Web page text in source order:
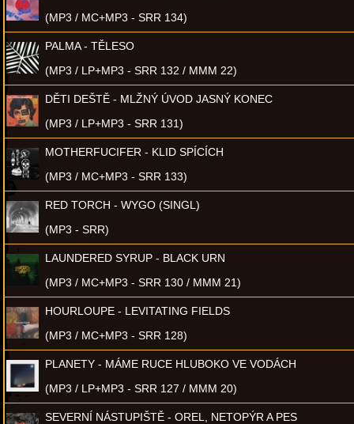
(MP3 / MC+MP3 - SRR 134)
PALMA - TĚLESO
(MP3 / LP+MP3 - SRR 132 / MMM 22)
DĚTI DEŠTĚ - MLŽNÝ ÚVOD JASNÝ KONEC
(MP3 / LP+MP3 - SRR 131)
MOTHERFUCIFER - KLID SPÍCÍCH
(MP3 / MC+MP3 - SRR 133)
RED TORCH - WYGO (SINGL)
(MP3 - SRR)
LAUNDERED SYRUP - BLACK URN
(MP3 / MC+MP3 - SRR 130 / MMM 21)
HOURLOUPE - LEVITATING FIELDS
(MP3 / MC+MP3 - SRR 128)
PLANETY - MÁME RUCE HLUBOKO VE VODÁCH
(MP3 / LP+MP3 - SRR 127 / MMM 20)
SEVERNÍ NÁSTUPIŠTĚ - OREL, NETOPÝR A PES